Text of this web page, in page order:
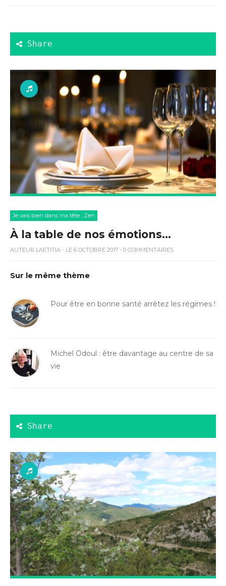
Je vais bien dans ma tête , Zen
À la table de nos émotions…
AUTEUR LAETITIA - LE 6 OCTOBRE 2017 - 0 COMMENTAIRES
Sur le même thème
Pour être en bonne santé arrêtez les régimes !
Michel Odoul : être davantage au centre de sa
vie